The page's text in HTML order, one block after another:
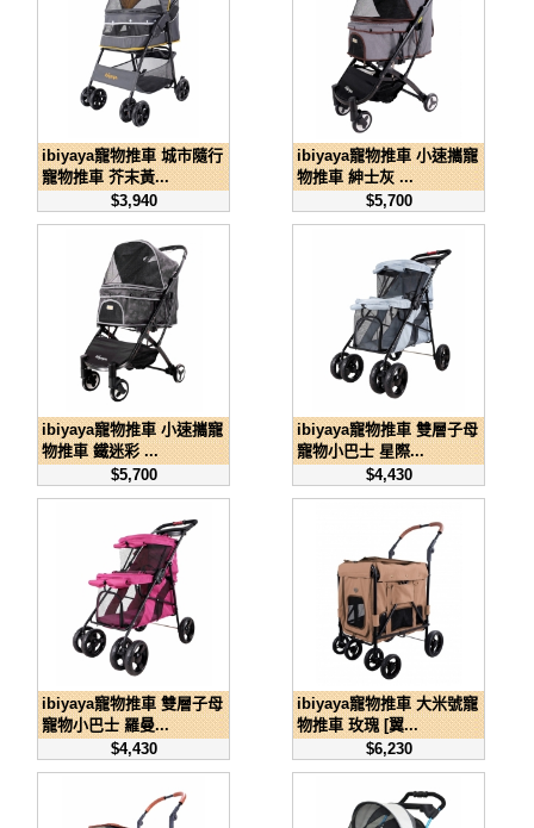
ibiyaya寵物推車 城市隨行
寵物推車 芥末黃...
$3,940
ibiyaya寵物推車 小速攜寵
物推車 紳士灰 ...
$5,700
ibiyaya寵物推車 小速攜寵
物推車 鐵迷彩 ...
$5,700
ibiyaya寵物推車 雙層子母
寵物小巴士 星際...
$4,430
ibiyaya寵物推車 雙層子母
寵物小巴士 羅曼...
$4,430
ibiyaya寵物推車 大米號寵
物推車 玫瑰 [翼...
$6,230